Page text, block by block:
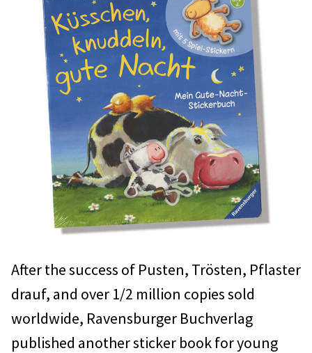
After the success of Pusten, Trösten, Pflaster
drauf, and over 1/2 million copies sold
worldwide, Ravensburger Buchverlag
published another sticker book for young